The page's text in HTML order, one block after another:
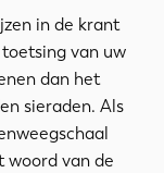
in de krant
van uw
dan het
sieraden. Als
woord van de